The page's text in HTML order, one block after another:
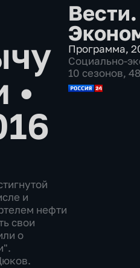
•
и
нефти
свои
о
Вести.
Программа,
Социально-
10 сезонов,